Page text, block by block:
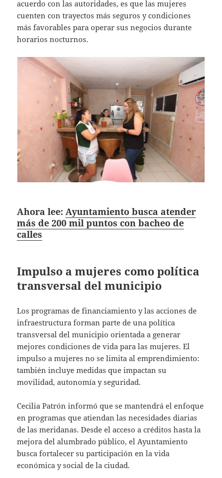
acuerdo con las autoridades, es que las mujeres
cuenten con trayectos más seguros y condiciones
más favorables para operar sus negocios durante
horarios nocturnos.
Ahora lee:Ayuntamiento busca atender
más de 200 mil puntos con bacheo de
calles
Impulso a mujeres como política
transversal del municipio
Los programas de financiamiento y las acciones de
infraestructura forman parte de una política
transversal del municipio orientada a generar
mejores condiciones de vida para las mujeres. El
impulso a mujeres no se limita al emprendimiento:
también incluye medidas que impactan su
movilidad, autonomía y seguridad.
Cecilia Patrón informó que se mantendrá el enfoque
en programas que atiendan las necesidades diarias
de las meridanas. Desde el acceso a créditos hasta la
mejora del alumbrado público, el Ayuntamiento
busca fortalecer su participación en la vida
económica y social de la ciudad.